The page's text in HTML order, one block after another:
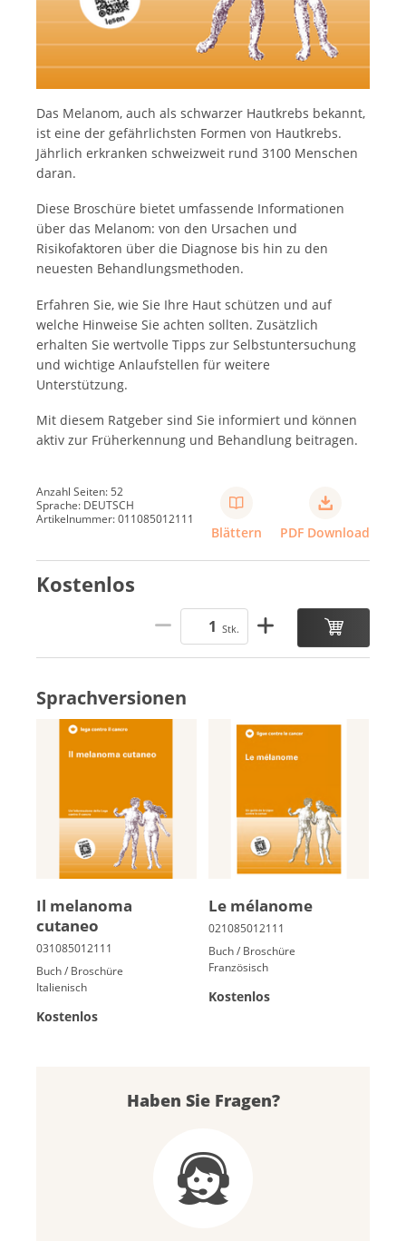
Das Melanom, auch als schwarzer Hautkrebs bekannt,
ist eine der gefährlichsten Formen von Hautkrebs.
Jährlich erkranken schweizweit rund 3100 Menschen
daran.
Diese Broschüre bietet umfassende Informationen
über das Melanom: von den Ursachen und
Risikofaktoren über die Diagnose bis hin zu den
neuesten Behandlungsmethoden.
Erfahren Sie, wie Sie Ihre Haut schützen und auf
welche Hinweise Sie achten sollten. Zusätzlich
erhalten Sie wertvolle Tipps zur Selbstuntersuchung
und wichtige Anlaufstellen für weitere
Unterstützung.
Mit diesem Ratgeber sind Sie informiert und können
aktiv zur Früherkennung und Behandlung beitragen.
Anzahl Seiten: 52
Sprache: DEUTSCH
Artikelnummer: 011085012111
Blättern PDF Download
Kostenlos
Stk.
Sprachversionen
Il melanoma
cutaneo
Buch / Broschüre
Italienisch
Kostenlos
Le mé­la­nome
Buch / Broschüre
Französisch
Kostenlos
Haben Sie Fragen?